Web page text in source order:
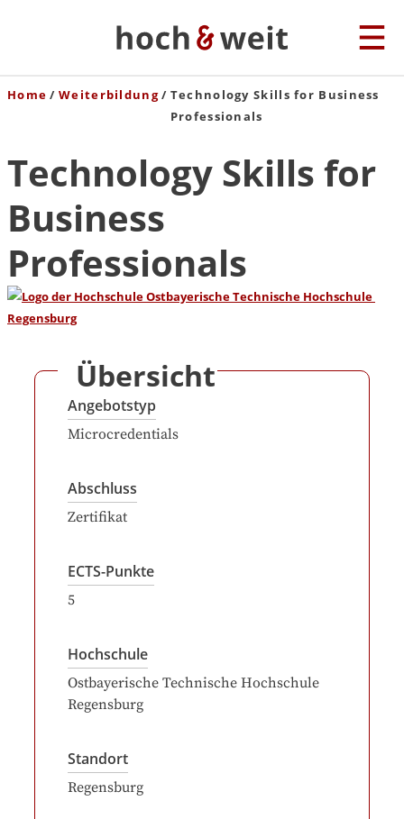
Home Weiterbildung
Technology Skills for Business
Professionals
Technology Skills for
Business
Professionals
Übersicht
Angebotstyp
Microcredentials
Abschluss
Zertifikat
ECTS-Punkte
5
Hochschule
Ostbayerische Technische Hochschule
Regensburg
Standort
Regensburg